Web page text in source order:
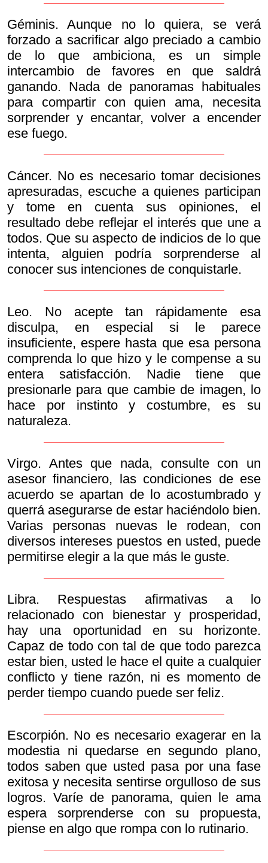
Géminis. Aunque no lo quiera, se verá
forzado a sacrificar algo preciado a cambio
de lo que ambiciona, es un simple
intercambio de favores en que saldrá
ganando. Nada de panoramas habituales
para compartir con quien ama, necesita
sorprender y encantar, volver a encender
ese fuego.
Cáncer. No es necesario tomar decisiones
apresuradas, escuche a quienes participan
y tome en cuenta sus opiniones, el
resultado debe reflejar el interés que une a
todos. Que su aspecto de indicios de lo que
intenta, alguien podría sorprenderse al
conocer sus intenciones de conquistarle.
Leo. No acepte tan rápidamente esa
disculpa, en especial si le parece
insuficiente, espere hasta que esa persona
comprenda lo que hizo y le compense a su
entera satisfacción. Nadie tiene que
presionarle para que cambie de imagen, lo
hace por instinto y costumbre, es su
naturaleza.
Virgo. Antes que nada, consulte con un
asesor financiero, las condiciones de ese
acuerdo se apartan de lo acostumbrado y
querrá asegurarse de estar haciéndolo bien.
Varias personas nuevas le rodean, con
diversos intereses puestos en usted, puede
permitirse elegir a la que más le guste.
Libra. Respuestas afirmativas a lo
relacionado con bienestar y prosperidad,
hay una oportunidad en su horizonte.
Capaz de todo con tal de que todo parezca
estar bien, usted le hace el quite a cualquier
conflicto y tiene razón, ni es momento de
perder tiempo cuando puede ser feliz.
Escorpión. No es necesario exagerar en la
modestia ni quedarse en segundo plano,
todos saben que usted pasa por una fase
exitosa y necesita sentirse orgulloso de sus
logros. Varíe de panorama, quien le ama
espera sorprenderse con su propuesta,
piense en algo que rompa con lo rutinario.